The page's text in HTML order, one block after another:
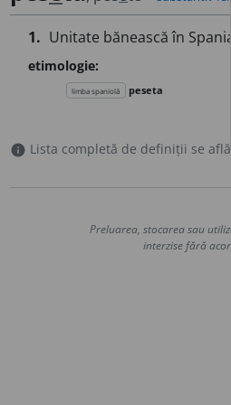
1. Unitate bănească în
etimologie:
limba spaniolă peseta
info Lista completă de definiții se
Preluarea, stocarea sau
interzise fără